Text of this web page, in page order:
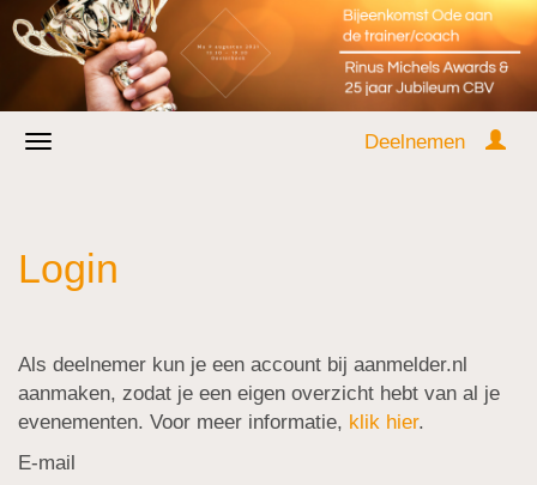
Deelnemen
Login
Als deelnemer kun je een account bij aanmelder.nl
aanmaken, zodat je een eigen overzicht hebt van al je
evenementen. Voor meer informatie, klik hier.
E-mail